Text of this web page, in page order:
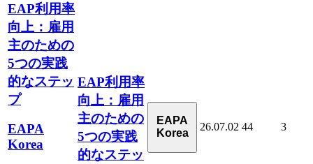
EAP利用率
向上：雇用
主のための
5つの実践
的なステッ
プ
EAPA
Korea
EAP利用率
向上：雇用
主のための
5つの実践
的なステッ
EAPA
Korea
26.07.02 44 3